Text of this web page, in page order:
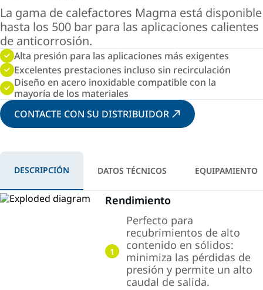
La gama de calefactores Magma está disponible
hasta los 500 bar para las aplicaciones calientes
de anticorrosión.
Alta presión para las aplicaciones más exigentes
Excelentes prestaciones incluso sin recirculación
Diseño en acero inoxidable compatible con la
mayoría de los materiales
CONTACTE CON SU DISTRIBUIDOR
DESCRIPCIÓN DATOS TÉCNICOS EQUIPAMIENTO
Rendimiento
1
Perfecto para
recubrimientos de alto
contenido en sólidos:
minimiza las pérdidas de
presión y permite un alto
caudal de salida.